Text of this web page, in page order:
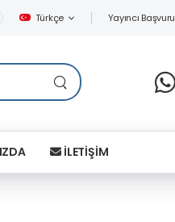
Türkçe Yayıncı Başvuru
İLETİŞİM